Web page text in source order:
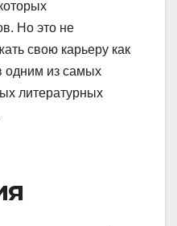
Но это не
свою карьеру как
одним из самых
литературных